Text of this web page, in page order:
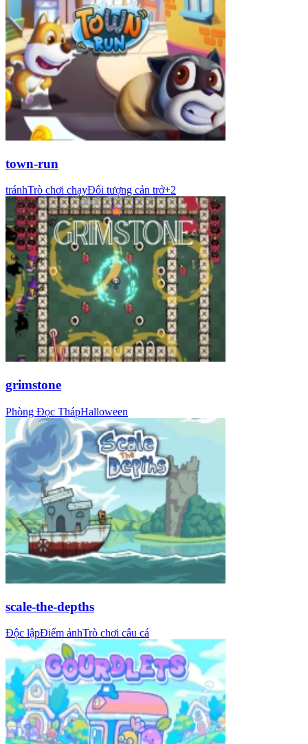
town-run
tránhTrò chơi chạyĐối tượng cản trở+2
grimstone
Phòng Đọc ThápHalloween
scale-the-depths
Độc lậpĐiểm ảnhTrò chơi câu cá